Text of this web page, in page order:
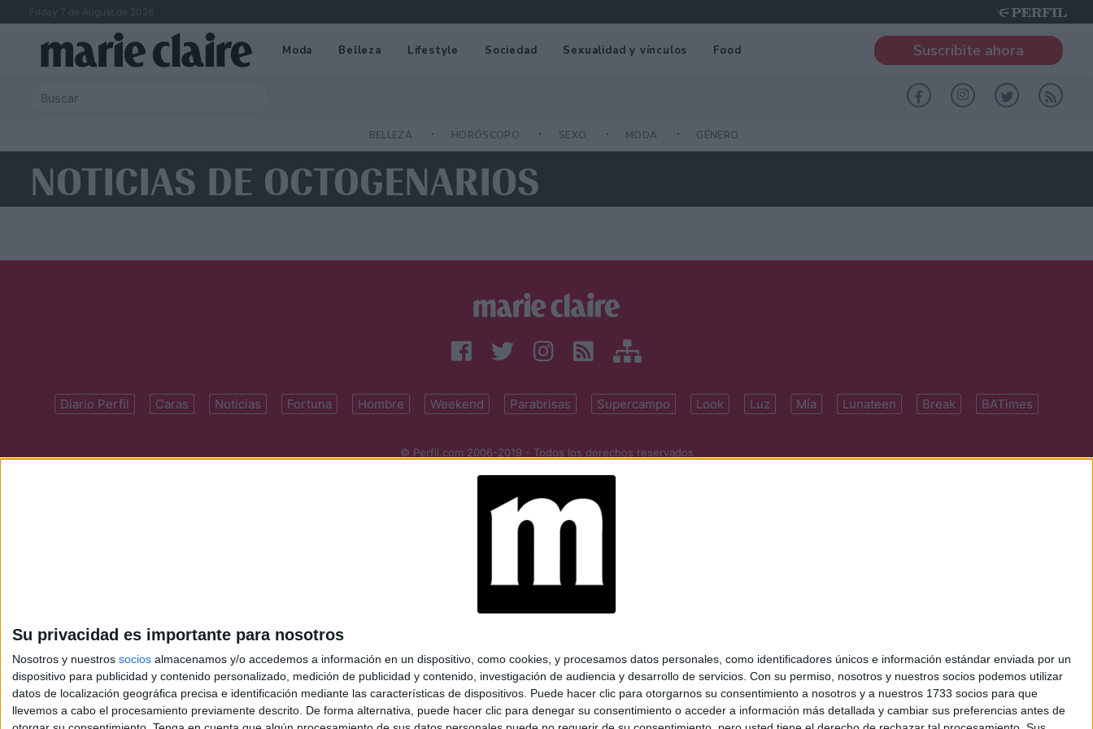
Su privacidad es importante para nosotros
Nosotros y nuestros socios almacenamos y/o accedemos a información en un dispositivo, como cookies, y procesamos datos personales, como identificadores únicos e información estándar enviada por un
dispositivo para publicidad y contenido personalizado, medición de publicidad y contenido, investigación de audiencia y desarrollo de servicios. Con su permiso, nosotros y nuestros socios podemos utilizar
datos de localización geográfica precisa e identificación mediante las características de dispositivos. Puede hacer clic para otorgarnos su consentimiento a nosotros y a nuestros 1733 socios para que
llevemos a cabo el procesamiento previamente descrito. De forma alternativa, puede hacer clic para denegar su consentimiento o acceder a información más detallada y cambiar sus preferencias antes de
Friday 7 de August de 2026
Moda Belleza Lifestyle Sociedad Sexualidad y vínculos Food Suscribite ahora
BELLEZA HORÓSCOPO SEXO MODA GÉNERO
NOTICIAS DE OCTOGENARIOS
Diario Perfil Caras Noticias Fortuna Hombre Weekend Parabrisas Supercampo Look Luz Mía Lunateen Break BATimes
© Perfil.com 2006-2019 - Todos los derechos reservados
perfilcom@perfil.com| Propietario: Diario Perfil S.A.